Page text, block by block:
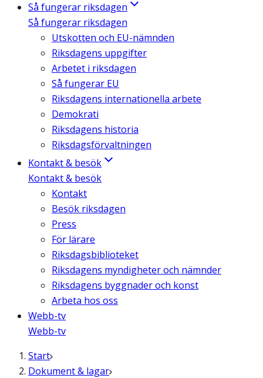
Så fungerar riksdagen
Så fungerar riksdagen
Utskotten och EU-nämnden
Riksdagens uppgifter
Arbetet i riksdagen
Så fungerar EU
Riksdagens internationella arbete
Demokrati
Riksdagens historia
Riksdagsförvaltningen
Kontakt & besök
Kontakt & besök
Kontakt
Besök riksdagen
Press
För lärare
Riksdagsbiblioteket
Riksdagens myndigheter och nämnder
Riksdagens byggnader och konst
Arbeta hos oss
Webb-tv
Webb-tv
Start
Dokument & lagar